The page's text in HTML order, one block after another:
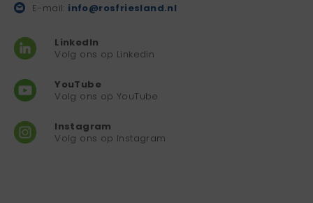
E-mail: info@rosfriesland.nl
LinkedIn
Volg ons op Linkedin
YouTube
Volg ons op YouTube
Instagram
Volg ons op Instagram